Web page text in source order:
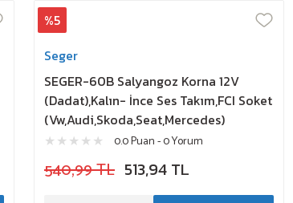
%5
Seger
SEGER-60B Salyangoz Korna 12V
(Dadat),Kalın- İnce Ses Takım,FCI Soket
(Vw,Audi,Skoda,Seat,Mercedes)
0.0 Puan - 0 Yorum
540,99 TL 513,94 TL